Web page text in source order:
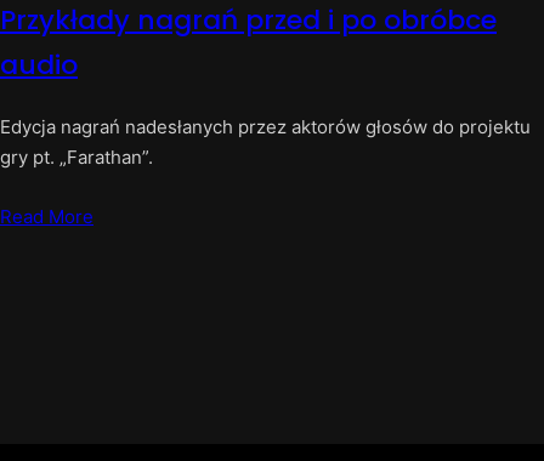
Przykłady nagrań przed i po obróbce
audio
Edycja nagrań nadesłanych przez aktorów głosów do projektu
gry pt. „Farathan”.
Read More